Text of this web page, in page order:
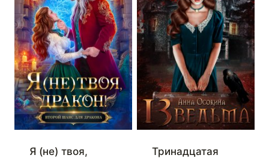
Я (не) твоя, Тринадцатая